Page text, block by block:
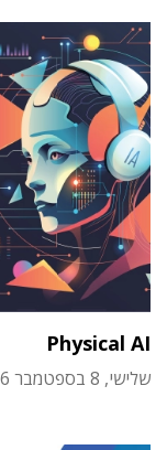
Physical AI
שלישי, 8 בספטמבר 2026